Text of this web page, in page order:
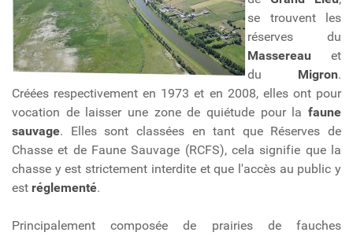
se trouvent les
réserves du
Massereau et
du Migron.
Créées respectivement en 1973 et en 2008, elles ont pour
vocation de laisser une zone de quiétude pour la faune
sauvage. Elles sont classées en tant que Réserves de
Chasse et de Faune Sauvage (RCFS), cela signifie que la
chasse y est strictement interdite et que l'accès au public y
est réglementé.
Principalement composée de prairies de fauches